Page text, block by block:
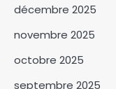
décembre 2025
novembre 2025
octobre 2025
septembre 2025